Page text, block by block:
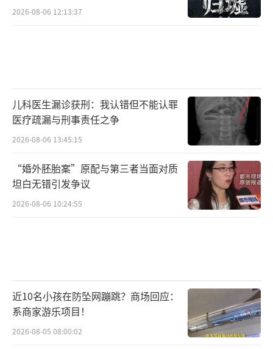
2026-08-06 12:13:37
儿科医生漏诊获刑：我认错但不能认罪
医疗疏漏与刑事责任之争
2026-08-06 13:45:15
“婚外胚胎案”原配与第三者当面对质
坦白无错引发争议
2026-08-06 10:24:55
近10名小孩在防坠网蹦跳？商场回应：
系商家游乐项目！
2026-08-05 08:00:02